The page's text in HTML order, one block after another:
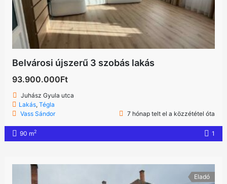
Belvárosi újszerű 3 szobás lakás
93.900.000Ft
Juhász Gyula utca
Lakás, Tégla
Vass Sándor
7 hónap telt el a közzététel óta
90 m2 1
Eladó